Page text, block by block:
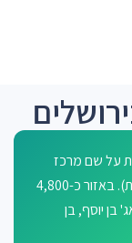
על שם מרכז
משאבים (נוסד 1981 במטרה לתמוך בקו העימות). באזור כ-4,800
בן יוסף, בן